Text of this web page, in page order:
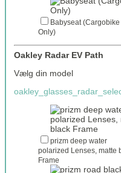
Babyseat (Cargobike
Only)
Oakley Radar EV Path
Vælg din model
prizm deep water
polarized Lenses, matte
Frame